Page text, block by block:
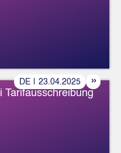
Tarifausschreibung
»
DE 23.04.2025